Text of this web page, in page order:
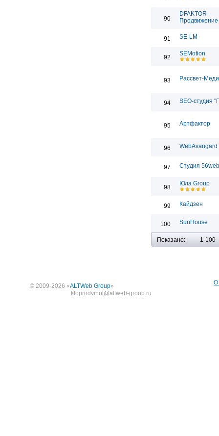
90
DFAKTOR -
Продвижение
91 SE-LM
92
SEMotion
93 Рассвет-
94 SEO-студия
95 Артфактор
96 WebAvangard
97 Студия 56web
98
Юла Group
99 Кайдзен
100 SunHouse
Показано: 1-100
© 2009-2026 «ALTWeb Group»
ktoprodvinul@altweb-group.ru
О